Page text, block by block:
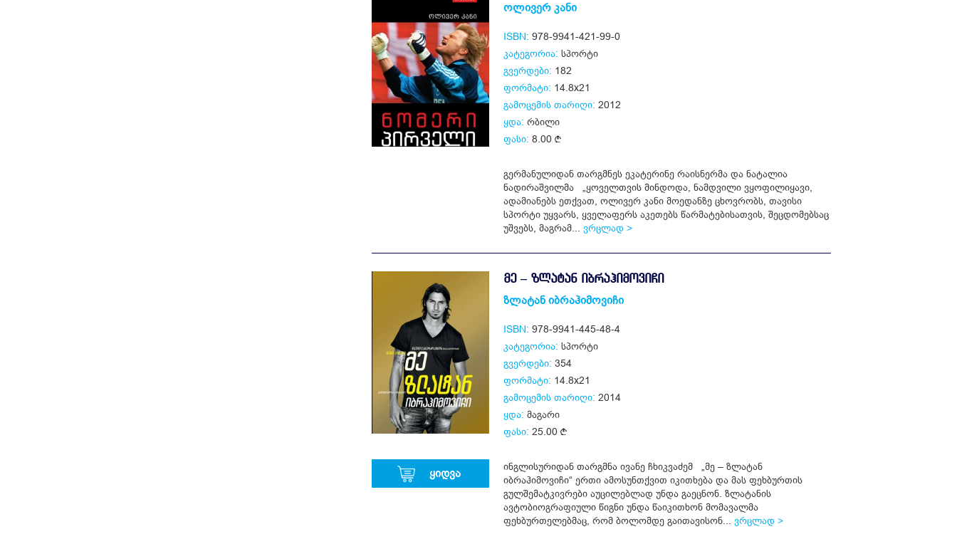
ოლივერ კანი
ISBN: 978-9941-421-99-0
კატეგორია: სპორტი
გვერდები: 182
ფორმატი: 14.8x21
გამოცემის თარიღი: 2012
ყდა: რბილი
ფასი: 8.00
გერმანულიდან თარგმნეს ეკატერინე რაისნერმა და ნატალია
ნადირაშვილმა „ყოველთვის მინდოდა, ნამდვილი ვყოფილიყავი,
ადამიანებს ეთქვათ, ოლივერ კანი მოედანზე ცხოვრობს, თავისი
სპორტი უყვარს, ყველაფერს აკეთებს წარმატებისათვის, შეცდომებსაც
უშვებს, მაგრამ... ვრცლად >
ყიდვა
ᲛᲔ – ᲖᲚᲐᲢᲐᲜ ᲘᲑᲠᲐᲰᲘᲛᲝᲕᲘᲩᲘ
ზლატან იბრაჰიმოვიჩი
ISBN: 978-9941-445-48-4
კატეგორია: სპორტი
გვერდები: 354
ფორმატი: 14.8x21
გამოცემის თარიღი: 2014
ყდა: მაგარი
ფასი: 25.00
ინგლისურიდან თარგმნა ივანე ჩხიკვაძემ „მე – ზლატან
იბრაჰიმოვიჩი“ ერთი ამოსუნთქვით იკითხება და მას ფეხბურთის
გულშემატკივრები აუცილებლად უნდა გაეცნონ. ზლატანის
ავტობიოგრაფიული წიგნი უნდა წაიკითხონ მომავალმა
ფეხბურთელებმაც, რომ ბოლომდე გაითავისონ... ვრცლად >